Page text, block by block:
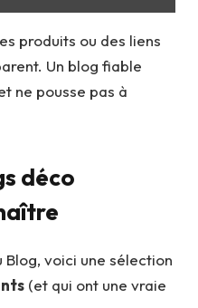
produits ou des liens
Un blog fiable
ne pousse pas à
déco
voici une sélection
(et qui ont une vraie